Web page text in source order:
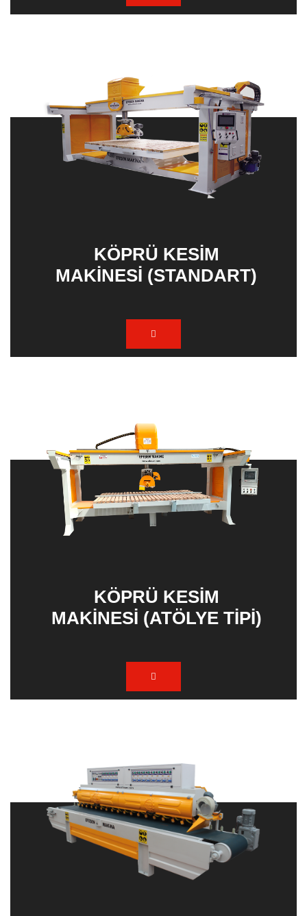
MERMER DIK EBATLAMA MAKINESI
TRAVERTEN DOLGU MAKINESI
BOY EBATLAMA MAKINESI
(Sallamalı)
FULKAPING MAKINESI
KÖPRÜ KESIM
MAKINESI (STANDART)
KÖPRÜ KESIM
MAKINESI (ATÖLYE TIPI)